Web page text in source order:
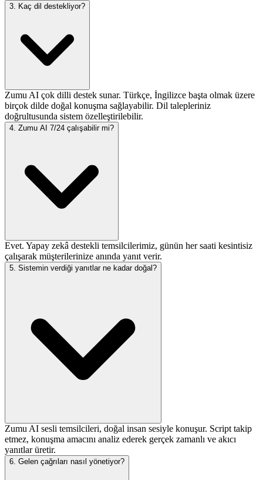
3. Kaç dil destekliyor?
Zumu AI çok dilli destek sunar. Türkçe, İngilizce başta olmak üzere
birçok dilde doğal konuşma sağlayabilir. Dil talepleriniz
doğrultusunda sistem özelleştirilebilir.
4. Zumu AI 7/24 çalışabilir mi?
Evet. Yapay zekâ destekli temsilcilerimiz, günün her saati kesintisiz
çalışarak müşterilerinize anında yanıt verir.
5. Sistemin verdiği yanıtlar ne kadar doğal?
Zumu AI sesli temsilcileri, doğal insan sesiyle konuşur. Script takip
etmez, konuşma amacını analiz ederek gerçek zamanlı ve akıcı
yanıtlar üretir.
6. Gelen çağrıları nasıl yönetiyor?